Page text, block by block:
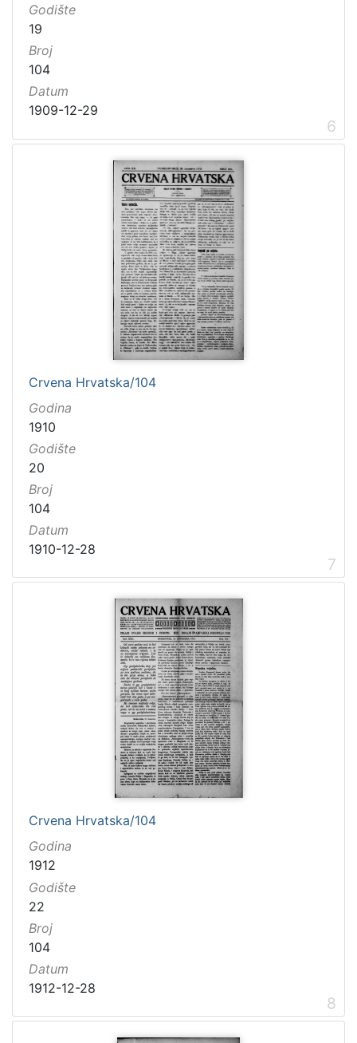
Godište
19
Broj
104
Datum
1909-12-29
6
Crvena Hrvatska/104
Godina
1910
Godište
20
Broj
104
Datum
1910-12-28
7
Crvena Hrvatska/104
Godina
1912
Godište
22
Broj
104
Datum
1912-12-28
8